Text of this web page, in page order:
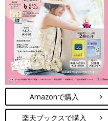
Amazonで購入
楽天ブックスで購入